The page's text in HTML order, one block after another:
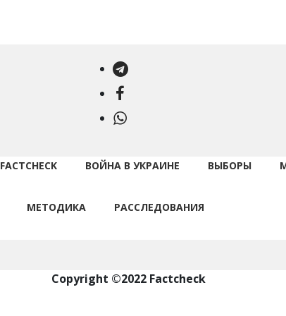
Telegram
Facebook
WhatsApp
FACTCHECK ВОЙНА В УКРАИНЕ ВЫБОРЫ
МЕТОДИКА РАССЛЕДОВАНИЯ
Copyright ©2022 Factcheck